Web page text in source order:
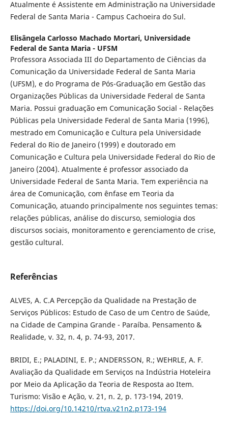
Atualmente é Assistente em Administração na Universidade
Federal de Santa Maria - Campus Cachoeira do Sul.
Elisângela Carlosso Machado Mortari, Universidade
Federal de Santa Maria - UFSM
Professora Associada III do Departamento de Ciências da
Comunicação da Universidade Federal de Santa Maria
(UFSM), e do Programa de Pós-Graduação em Gestão das
Organizações Públicas da Universidade Federal de Santa
Maria. Possui graduação em Comunicação Social - Relações
Públicas pela Universidade Federal de Santa Maria (1996),
mestrado em Comunicação e Cultura pela Universidade
Federal do Rio de Janeiro (1999) e doutorado em
Comunicação e Cultura pela Universidade Federal do Rio de
Janeiro (2004). Atualmente é professor associado da
Universidade Federal de Santa Maria. Tem experiência na
área de Comunicação, com ênfase em Teoria da
Comunicação, atuando principalmente nos seguintes temas:
relações públicas, análise do discurso, semiologia dos
discursos sociais, monitoramento e gerenciamento de crise,
gestão cultural.
Referências
ALVES, A. C.A Percepção da Qualidade na Prestação de
Serviços Públicos: Estudo de Caso de um Centro de Saúde,
na Cidade de Campina Grande - Paraíba. Pensamento &
Realidade, v. 32, n. 4, p. 74-93, 2017.
BRIDI, E.; PALADINI, E. P.; ANDERSSON, R.; WEHRLE, A. F.
Avaliação da Qualidade em Serviços na Indústria Hoteleira
por Meio da Aplicação da Teoria de Resposta ao Item.
Turismo: Visão e Ação, v. 21, n. 2, p. 173-194, 2019.
https://doi.org/10.14210/rtva.v21n2.p173-194